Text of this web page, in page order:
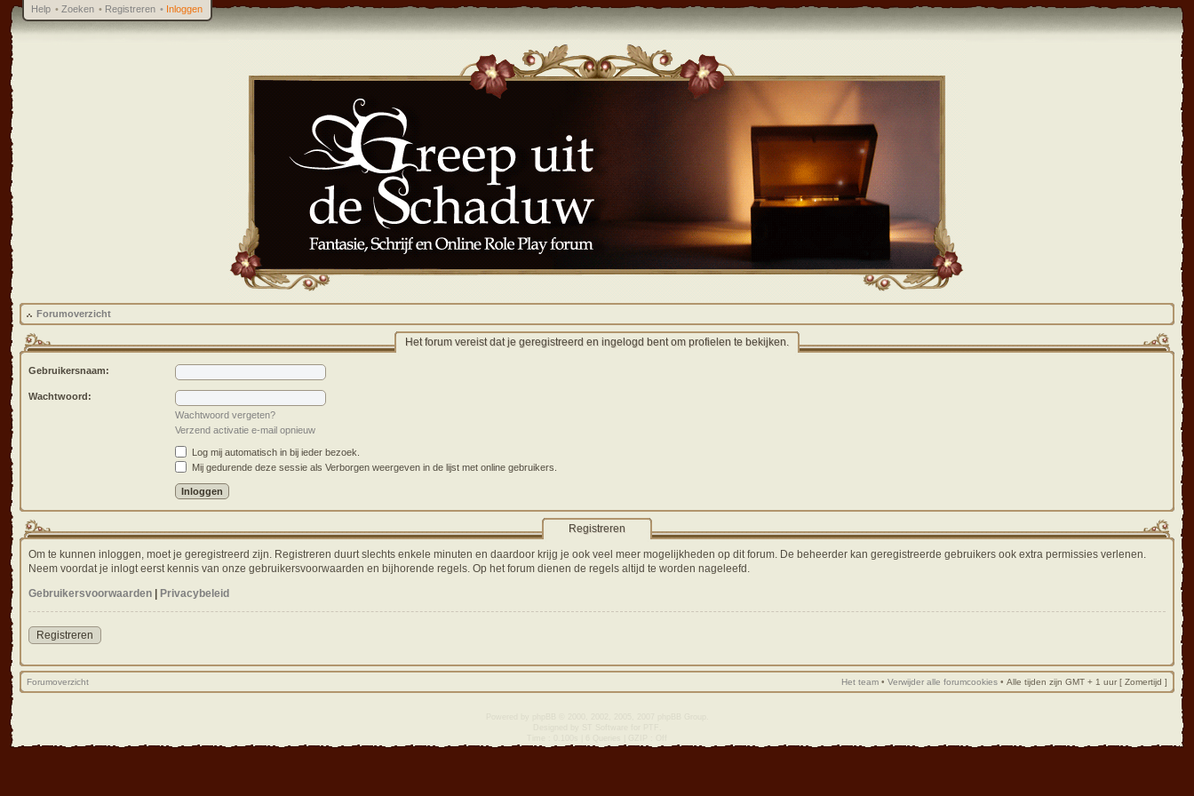
Help • Zoeken • Registreren • Inloggen
Forumoverzicht
Het forum vereist dat je geregistreerd en ingelogd bent om profielen te bekijken.
Gebruikersnaam:
Wachtwoord:
Wachtwoord vergeten?
Verzend activatie e-mail opnieuw
Log mij automatisch in bij ieder bezoek.
Mij gedurende deze sessie als Verborgen weergeven in de lijst met online gebruikers.
Registreren
Om te kunnen inloggen, moet je geregistreerd zijn. Registreren duurt slechts enkele minuten en daardoor krijg je ook veel meer mogelijkheden op dit forum. De beheerder kan geregistreerde gebruikers ook extra permissies verlenen.
Neem voordat je inlogt eerst kennis van onze gebruikersvoorwaarden en bijhorende regels. Op het forum dienen de regels altijd te worden nageleefd.
Gebruikersvoorwaarden
Privacybeleid
Registreren
Forumoverzicht Het team • Verwijder alle forumcookies • Alle tijden zijn GMT + 1 uur [ Zomertijd ]